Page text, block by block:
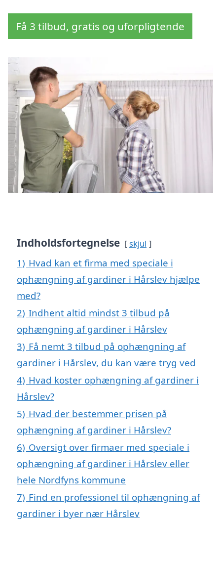
Få 3 tilbud, gratis og uforpligtende
Indholdsfortegnelse skjul
1) Hvad kan et firma med speciale i
ophængning af gardiner i Hårslev hjælpe
med?
2) Indhent altid mindst 3 tilbud på
ophængning af gardiner i Hårslev
3) Få nemt 3 tilbud på ophængning af
gardiner i Hårslev, du kan være tryg ved
4) Hvad koster ophængning af gardiner i
Hårslev?
5) Hvad der bestemmer prisen på
ophængning af gardiner i Hårslev?
6) Oversigt over firmaer med speciale i
ophængning af gardiner i Hårslev eller
hele Nordfyns kommune
7) Find en professionel til ophængning af
gardiner i byer nær Hårslev